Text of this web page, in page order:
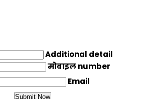
Additional detail
मोबाइल number
Email